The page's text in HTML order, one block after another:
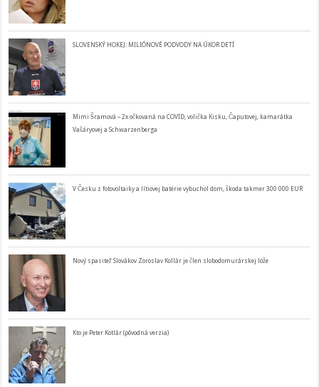
SLOVENSKÝ HOKEJ: MILIÓNOVÉ PODVODY NA ÚKOR DETÍ
Mimi Šramová – 2x očkovaná na COVID, volička Kisku, Čaputovej, kamarátka
Vašáryovej a Schwarzenberga
V Česku z fotovoltaiky a lítiovej batérie vybuchol dom, škoda takmer 300 000 EUR
Nový spasiteľ Slovákov Zoroslav Kollár je člen slobodomurárskej lóže
Kto je Peter Kotlár (pôvodná verzia)